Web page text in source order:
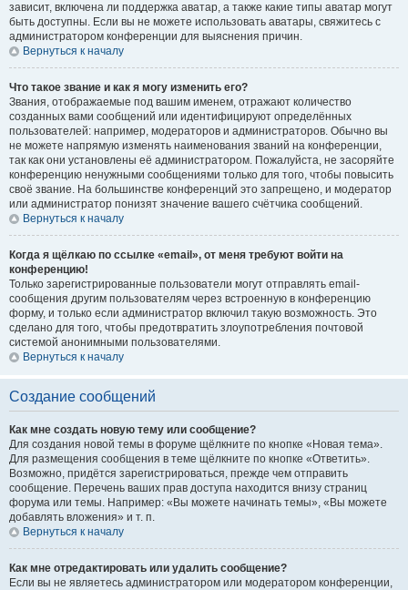
зависит, включена ли поддержка аватар, а также какие типы аватар могут
быть доступны. Если вы не можете использовать аватары, свяжитесь с
администратором конференции для выяснения причин.
Вернуться к началу
Что такое звание и как я могу изменить его?
Звания, отображаемые под вашим именем, отражают количество
созданных вами сообщений или идентифицируют определённых
пользователей: например, модераторов и администраторов. Обычно вы
не можете напрямую изменять наименования званий на конференции,
так как они установлены её администратором. Пожалуйста, не засоряйте
конференцию ненужными сообщениями только для того, чтобы повысить
своё звание. На большинстве конференций это запрещено, и модератор
или администратор понизят значение вашего счётчика сообщений.
Вернуться к началу
Когда я щёлкаю по ссылке «email», от меня требуют войти на
конференцию!
Только зарегистрированные пользователи могут отправлять email-
сообщения другим пользователям через встроенную в конференцию
форму, и только если администратор включил такую возможность. Это
сделано для того, чтобы предотвратить злоупотребления почтовой
системой анонимными пользователями.
Вернуться к началу
Создание сообщений
Как мне создать новую тему или сообщение?
Для создания новой темы в форуме щёлкните по кнопке «Новая тема».
Для размещения сообщения в теме щёлкните по кнопке «Ответить».
Возможно, придётся зарегистрироваться, прежде чем отправить
сообщение. Перечень ваших прав доступа находится внизу страниц
форума или темы. Например: «Вы можете начинать темы», «Вы можете
добавлять вложения» и т. п.
Вернуться к началу
Как мне отредактировать или удалить сообщение?
Если вы не являетесь администратором или модератором конференции,